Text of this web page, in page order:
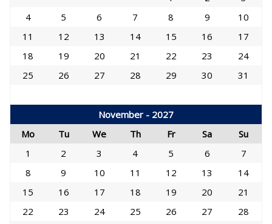
4
5 6 7 8 9
10
11
12 13 14 15 16
17
18
19 20 21 22 23
24
25
26 27 28 29 30 31
November - 2027
Mo
Tu We Th Fr Sa
Su
1
2 3 4 5 6
7
8
9 10 11 12 13
14
15
16 17 18 19 20
21
22
23 24 25 26 27
28